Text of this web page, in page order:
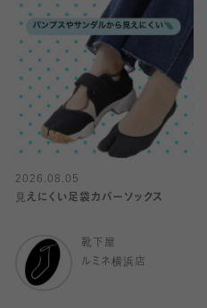
2026.08.05
見えにくい足袋カバーソックス
靴下屋
ルミネ横浜店